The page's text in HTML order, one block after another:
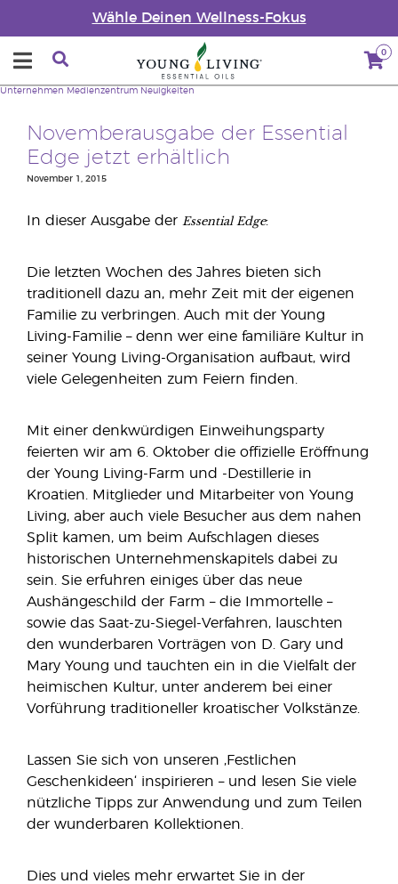
Wähle Deinen Wellness-Fokus
0
Unternehmen Medienzentrum Neuigkeiten
Novemberausgabe der Essential
Edge jetzt erhältlich
November 1, 2015
In dieser Ausgabe der Essential Edge:
Die letzten Wochen des Jahres bieten sich
traditionell dazu an, mehr Zeit mit der eigenen
Familie zu verbringen. Auch mit der Young
Living-Familie – denn wer eine familiäre Kultur in
seiner Young Living-Organisation aufbaut, wird
viele Gelegenheiten zum Feiern finden.
Mit einer denkwürdigen Einweihungsparty
feierten wir am 6. Oktober die offizielle Eröffnung
der Young Living-Farm und -Destillerie in
Kroatien. Mitglieder und Mitarbeiter von Young
Living, aber auch viele Besucher aus dem nahen
Split kamen, um beim Aufschlagen dieses
historischen Unternehmenskapitels dabei zu
sein. Sie erfuhren einiges über das neue
Aushängeschild der Farm – die Immortelle –
sowie das Saat-zu-Siegel-Verfahren, lauschten
den wunderbaren Vorträgen von D. Gary und
Mary Young und tauchten ein in die Vielfalt der
heimischen Kultur, unter anderem bei einer
Vorführung traditioneller kroatischer Volkstänze.
Lassen Sie sich von unseren ‚Festlichen
Geschenkideen‘ inspirieren – und lesen Sie viele
nützliche Tipps zur Anwendung und zum Teilen
der wunderbaren Kollektionen.
Dies und vieles mehr erwartet Sie in der